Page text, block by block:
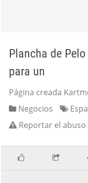
Plancha de
para un
Página creada
Negocios
Reportar el abuso